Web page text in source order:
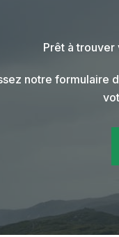
Prêt à
notre formulaire